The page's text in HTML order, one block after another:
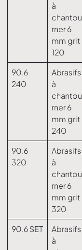
à
chantou
rner 6
mm grit
120
90.6
240
Abrasifs
à
chantou
rner 6
mm grit
240
90.6
320
Abrasifs
à
chantou
rner 6
mm grit
320
90.6 SET
Abrasifs
à